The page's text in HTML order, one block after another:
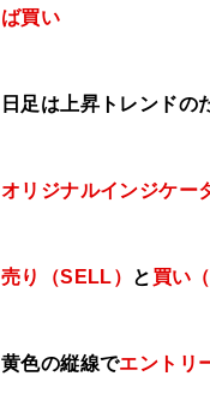
ば買い
日足は上昇トレンドの
オリジナルインジケー
売り（SELL） と 買い
黄色の縦線でエントリ